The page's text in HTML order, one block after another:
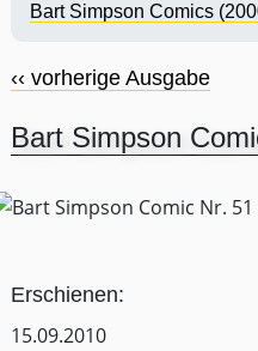
Bart Simpson Comics
‹‹ vorherige Ausgabe
Bart Simpson
Erschienen:
15.09.2010